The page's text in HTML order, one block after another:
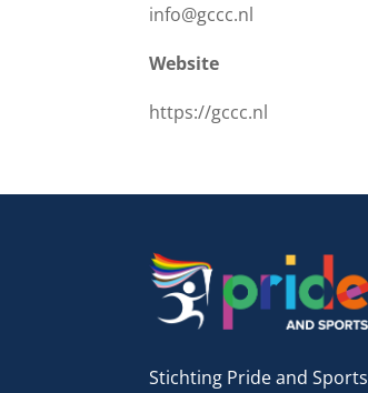
info@gccc.nl
Website
https://gccc.nl
Stichting Pride and Sports